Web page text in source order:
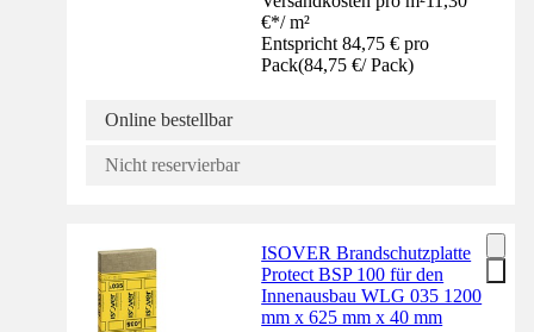
€*/ m²
Entspricht 84,75 € pro
Pack(84,75 €/ Pack)
Online bestellbar
Nicht reservierbar
ISOVER Brandschutzplatte
Protect BSP 100 für den
Innenausbau WLG 035 1200
mm x 625 mm x 40 mm